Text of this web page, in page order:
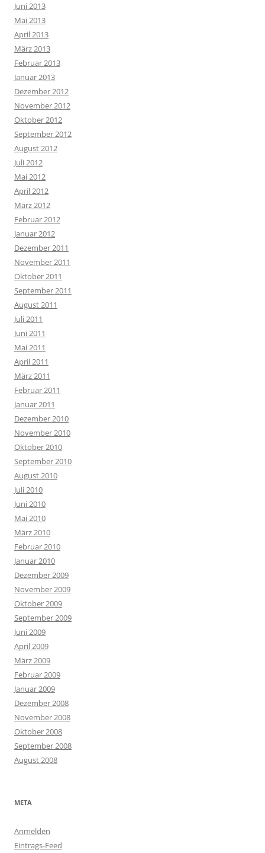
Juni 2013
Mai 2013
April 2013
März 2013
Februar 2013
Januar 2013
Dezember 2012
November 2012
Oktober 2012
September 2012
August 2012
Juli 2012
Mai 2012
April 2012
März 2012
Februar 2012
Januar 2012
Dezember 2011
November 2011
Oktober 2011
September 2011
August 2011
Juli 2011
Juni 2011
Mai 2011
April 2011
März 2011
Februar 2011
Januar 2011
Dezember 2010
November 2010
Oktober 2010
September 2010
August 2010
Juli 2010
Juni 2010
Mai 2010
März 2010
Februar 2010
Januar 2010
Dezember 2009
November 2009
Oktober 2009
September 2009
Juni 2009
April 2009
März 2009
Februar 2009
Januar 2009
Dezember 2008
November 2008
Oktober 2008
September 2008
August 2008
META
Anmelden
Eintrags-Feed